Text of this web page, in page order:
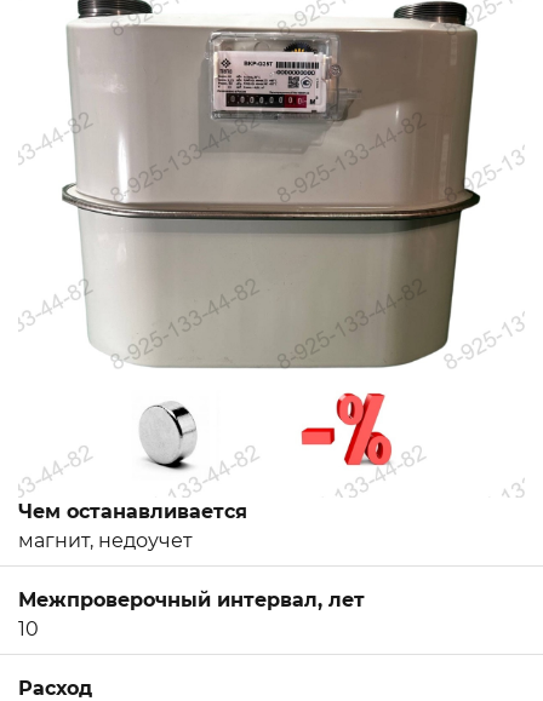
Чем останавливается
магнит, недоучет
Межпроверочный интервал, лет
10
Расход